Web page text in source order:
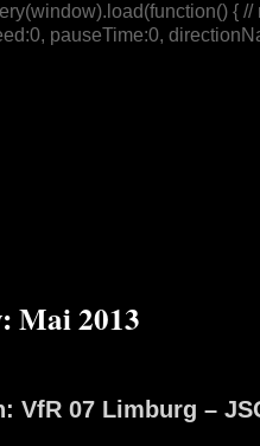
{
pauseTime:0,
Mai 2013
VfR 07 Limburg –